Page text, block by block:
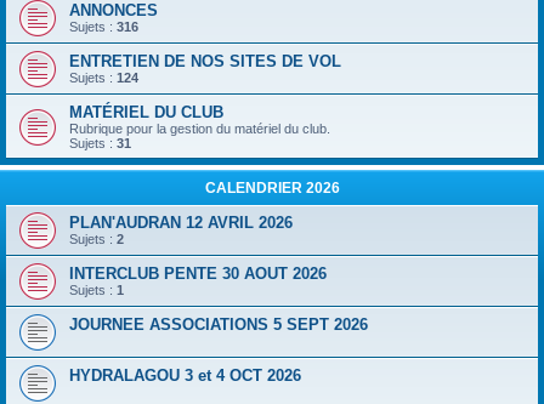
ANNONCES
Sujets : 316
ENTRETIEN DE NOS SITES DE VOL
Sujets : 124
MATÉRIEL DU CLUB
Rubrique pour la gestion du matériel du club.
Sujets : 31
CALENDRIER 2026
PLAN'AUDRAN 12 AVRIL 2026
Sujets : 2
INTERCLUB PENTE 30 AOUT 2026
Sujets : 1
JOURNEE ASSOCIATIONS 5 SEPT 2026
HYDRALAGOU 3 et 4 OCT 2026